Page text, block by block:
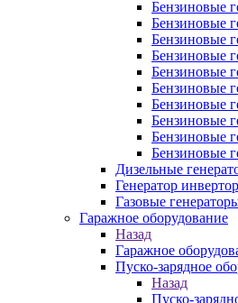
Бензиновые
Бензиновые
Бензиновые
Бензиновые
Бензиновые
Бензиновые
Бензиновые
Бензиновые
Бензиновые
Бензиновые
Дизельные
Генератор
Газовые
Гаражное оборудование
Назад
Гаражное
Пуско-зарядное
Назад
Пуско-